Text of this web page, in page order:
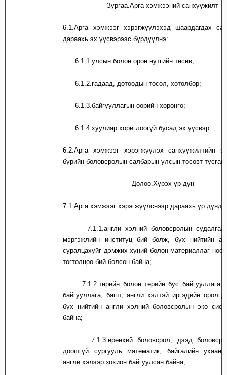
Зургаа.Арга хэмжээний санхүүжилт
6.1.Арга хэмжээг хэрэгжүүлэхэд шаардагдах
дараахь эх үүсвэрээс бүрдүүлнэ:
6.1.1.улсын болон орон нутгийн төсөв;
6.1.2.гадаад, дотоодын төсөл, хөтөлбөр;
6.1.3.байгууллагын өөрийн хөрөнгө;
6.1.4.хуулиар хориглоогүй бусад эх үүсвэр.
6.2.Арга хэмжээг хэрэгжүүлэх санхүүжилтийн
бүрийн боловсролын салбарын улсын төсөвт
Долоо.Хүрэх үр дүн
7.1.Арга хэмжээг хэрэгжүүлснээр дараахь үр дүнд
7.1.1.англи хэлний боловсролын
мэргэжлийн институц бий болж, бүх нийтийн
суралцахуйг дэмжих хүний болон материаллаг
тогтолцоо бий болсон байна;
7.1.2.төрийн болон төрийн бус байгууллага,
байгууллага, багш, англи хэлтэй иргэдийн
бүх нийтийн англи хэлний боловсролын эко
байна;
7.1.3.ерөнхий боловсрол, дээд
доошгүй сургууль математик, байгалийн
англи хэлээр зохион байгуулсан байна;